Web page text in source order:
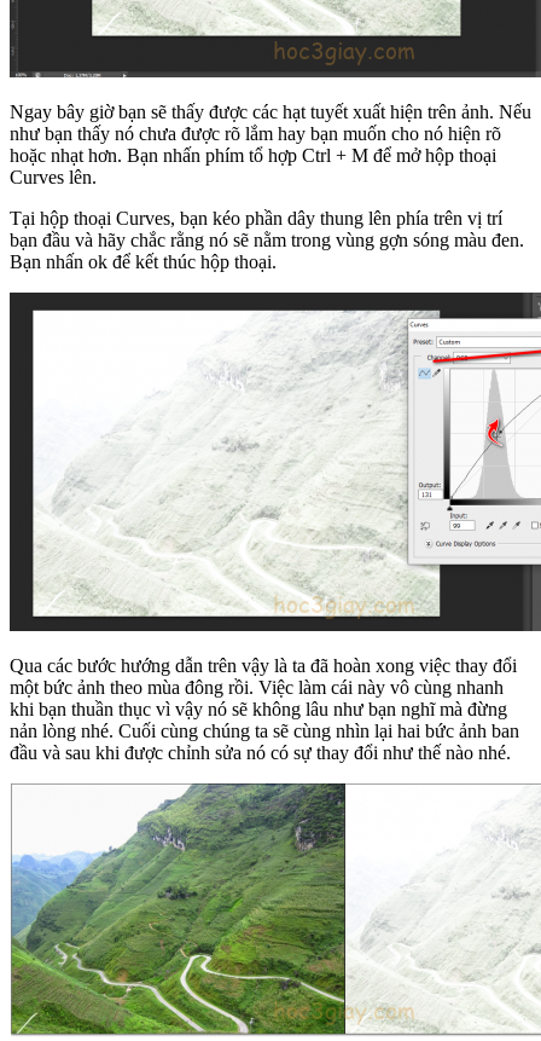
Ngay bây giờ bạn sẽ thấy được các hạt tuyết xuất hiện trên ảnh. Nếu
như bạn thấy nó chưa được rõ lắm hay bạn muốn cho nó hiện rõ
hoặc nhạt hơn. Bạn nhấn phím tổ hợp Ctrl + M để mở hộp thoại
Curves lên.
Tại hộp thoại Curves, bạn kéo phần dây thung lên phía trên vị trí
bạn đầu và hãy chắc rằng nó sẽ nằm trong vùng gợn sóng màu đen.
Bạn nhấn ok để kết thúc hộp thoại.
Qua các bước hướng dẫn trên vậy là ta đã hoàn xong việc thay đổi
một bức ảnh theo mùa đông rồi. Việc làm cái này vô cùng nhanh
khi bạn thuần thục vì vậy nó sẽ không lâu như bạn nghĩ mà đừng
nản lòng nhé. Cuối cùng chúng ta sẽ cùng nhìn lại hai bức ảnh ban
đầu và sau khi được chỉnh sửa nó có sự thay đổi như thế nào nhé.